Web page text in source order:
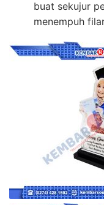
buat sekujur
menempuh